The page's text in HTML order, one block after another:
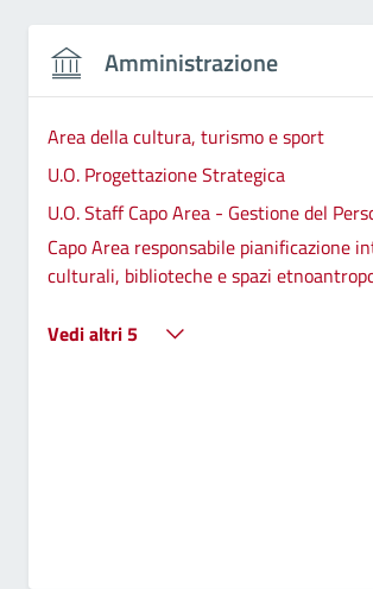
Amministrazione
Area della cultura, turismo e sport
U.O. Progettazione Strategica
U.O. Staff Capo Area - Gestione del
Capo Area responsabile pianificazione
culturali, biblioteche e spazi
Vedi altri 5